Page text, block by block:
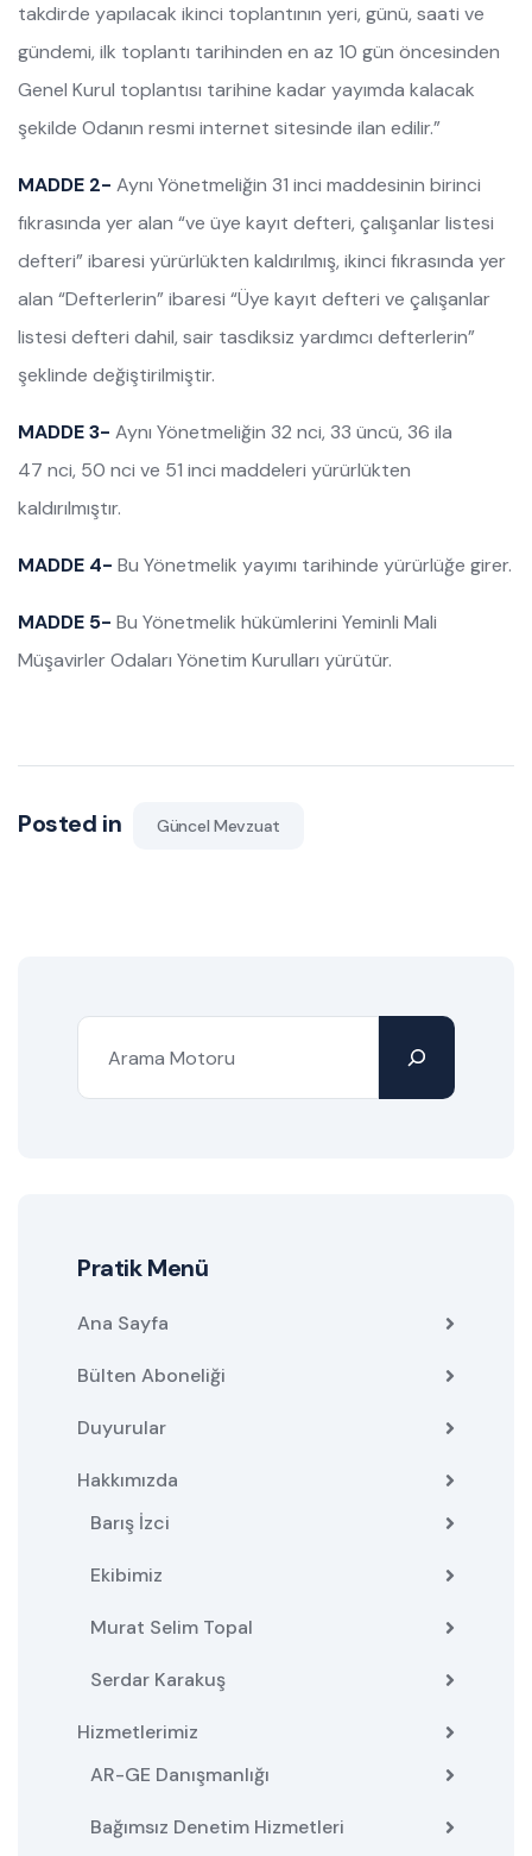
takdirde yapılacak ikinci toplantının yeri, günü, saati ve
gündemi, ilk toplantı tarihinden en az 10 gün öncesinden
Genel Kurul toplantısı tarihine kadar yayımda kalacak
şekilde Odanın resmi internet sitesinde ilan edilir.”
MADDE 2- Aynı Yönetmeliğin 31 inci maddesinin birinci
fıkrasında yer alan “ve üye kayıt defteri, çalışanlar listesi
defteri” ibaresi yürürlükten kaldırılmış, ikinci fıkrasında yer
alan “Defterlerin” ibaresi “Üye kayıt defteri ve çalışanlar
listesi defteri dahil, sair tasdiksiz yardımcı defterlerin”
şeklinde değiştirilmiştir.
MADDE 3- Aynı Yönetmeliğin 32 nci, 33 üncü, 36 ila
47 nci, 50 nci ve 51 inci maddeleri yürürlükten
kaldırılmıştır.
MADDE 4- Bu Yönetmelik yayımı tarihinde yürürlüğe girer.
MADDE 5- Bu Yönetmelik hükümlerini Yeminli Mali
Müşavirler Odaları Yönetim Kurulları yürütür.
Posted in Güncel Mevzuat
Pratik Menü
Ana Sayfa
Bülten Aboneliği
Duyurular
Hakkımızda
Barış İzci
Ekibimiz
Murat Selim Topal
Serdar Karakuş
Hizmetlerimiz
AR-GE Danışmanlığı
Bağımsız Denetim Hizmetleri